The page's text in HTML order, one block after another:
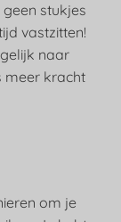
stukjes
vastzitten!
naar
meer kracht
om je